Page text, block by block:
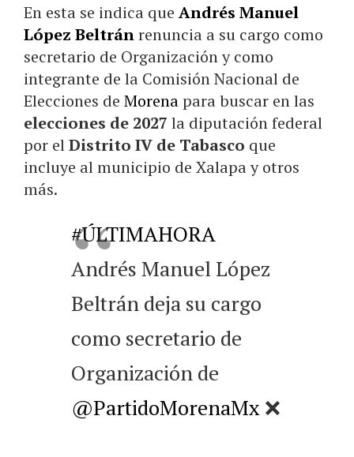
En esta se indica que Andrés Manuel
López Beltránrenuncia a su cargo como
secretario de Organización y como
integrante de la Comisión Nacional de
Elecciones de Morenapara buscar en las
elecciones de 2027 la diputación federal
por elDistrito IV de Tabasco que
incluye al municipio de Xalapa y otros
más.
#ÚLTIMAHORA
Andrés Manuel López
Beltrán deja su cargo
como secretario de
Organización de
@PartidoMorenaMx ❌